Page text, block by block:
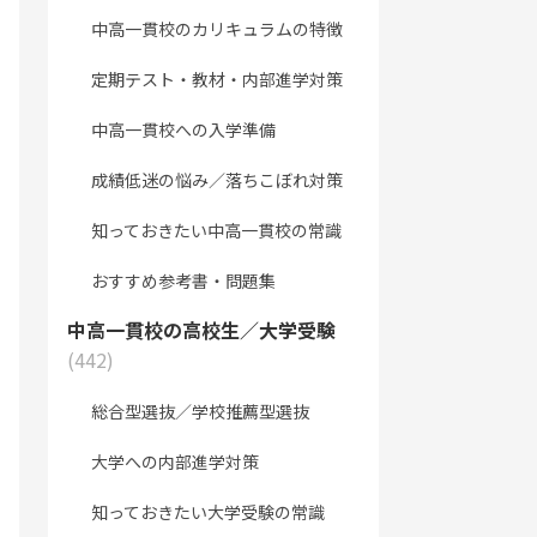
中高一貫校のカリキュラムの特徴
定期テスト・教材・内部進学対策
中高一貫校への入学準備
成績低迷の悩み／落ちこぼれ対策
知っておきたい中高一貫校の常識
おすすめ参考書・問題集
中高一貫校の高校生／大学受験
(442)
総合型選抜／学校推薦型選抜
大学への内部進学対策
知っておきたい大学受験の常識